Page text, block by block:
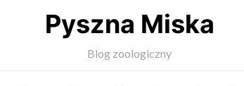
Pyszna Miska
Blog zoologiczny